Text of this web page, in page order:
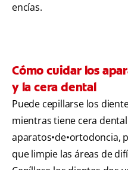
encías.
Cómo cuidar los
y la cera dental
Puede cepillarse los
mientras tiene cera
aparatos•de•ortodoncia,
que limpie las áreas de